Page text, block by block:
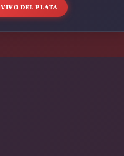
VIVO DEL PLATA